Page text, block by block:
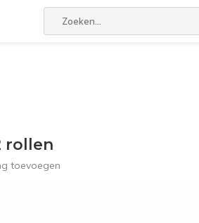
rollen
toevoegen